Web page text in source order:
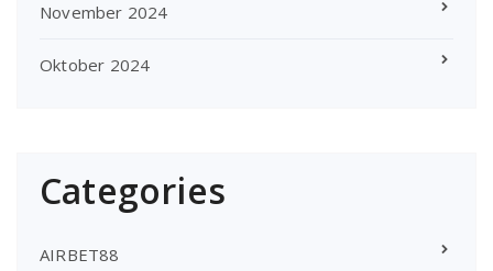
November 2024
Oktober 2024
Categories
AIRBET88